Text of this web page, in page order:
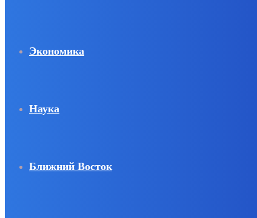
Экономика
Наука
Ближний Восток